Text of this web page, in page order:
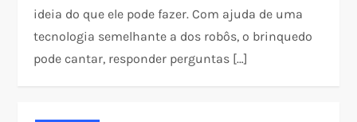
ideia do que ele pode fazer. Com ajuda de uma
tecnologia semelhante a dos robôs, o brinquedo
pode cantar, responder perguntas […]